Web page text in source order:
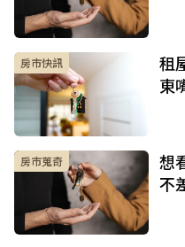
房市快訊
租
東
房市蒐奇
想
不